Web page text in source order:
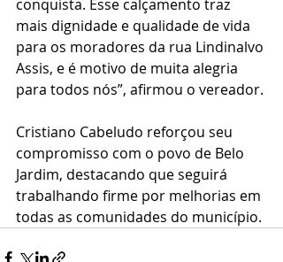
conquista. Esse calçamento traz
mais dignidade e qualidade de vida
para os moradores da rua Lindinalvo
Assis, e é motivo de muita alegria
para todos nós”, afirmou o vereador.
Cristiano Cabeludo reforçou seu
compromisso com o povo de Belo
Jardim, destacando que seguirá
trabalhando firme por melhorias em
todas as comunidades do município.